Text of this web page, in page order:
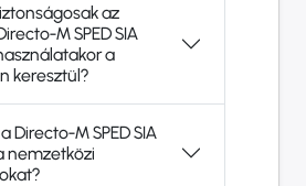
az
M SPED SIA
a
keresztül?
Directo-M SPED SIA
nemzetközi